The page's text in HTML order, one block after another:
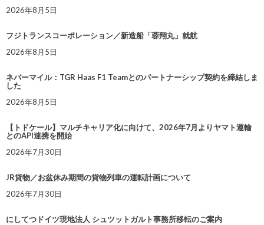
2026年8月5日
フジトランスコーポレーション／新造船「蓉翔丸」就航
2026年8月5日
ネバーマイル：TGR Haas F1 Teamとのパートナーシップ契約を締結しま
した
2026年8月5日
【トドケール】マルチキャリア化に向けて、2026年7月よりヤマト運輸
とのAPI連携を開始
2026年7月30日
JR貨物／お盆休み期間の貨物列車の運転計画について
2026年7月30日
にしてつドイツ現地法人 シュツットガルト事務所移転のご案内